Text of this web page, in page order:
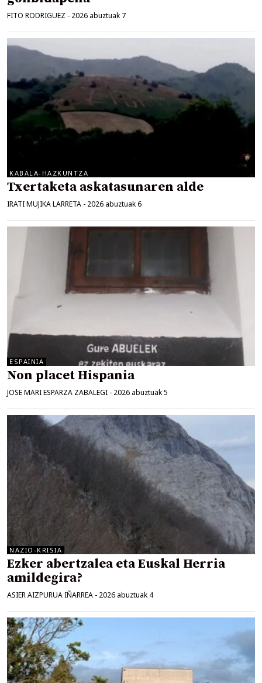
FITO RODRIGUEZ - 2026 abuztuak 7
KABALA-HAZKUNTZA
Txertaketa askatasunaren alde
IRATI MUJIKA LARRETA - 2026 abuztuak 6
ESPAINIA
Non placet Hispania
JOSE MARI ESPARZA ZABALEGI - 2026 abuztuak 5
NAZIO-KRISIA
Ezker abertzalea eta Euskal Herria
amildegira?
ASIER AIZPURUA IÑARREA - 2026 abuztuak 4